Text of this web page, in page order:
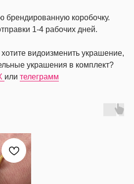
брендированную коробочку.
1-4 рабочих дней.
видоизменить украшение,
украшения в комплект?
или телеграмм